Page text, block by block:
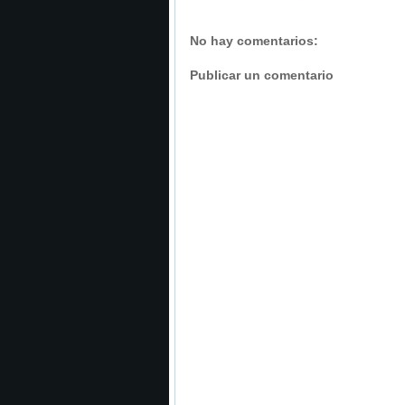
No hay comentarios:
Publicar un comentario